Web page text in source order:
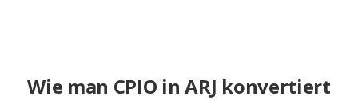
Wie man CPIO in ARJ konvertiert